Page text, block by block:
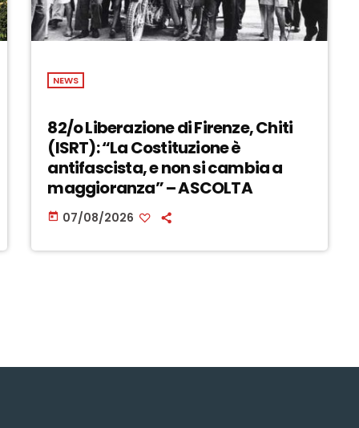
NEWS
82/o Liberazione di Firenze, Chiti
(ISRT): “La Costituzione è
antifascista, e non si cambia a
maggioranza” – ASCOLTA
today 07/08/2026